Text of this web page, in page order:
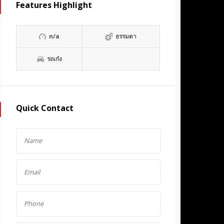
Features Highlight
n/a ธรรมดา
รถเก๋ง
Quick Contact